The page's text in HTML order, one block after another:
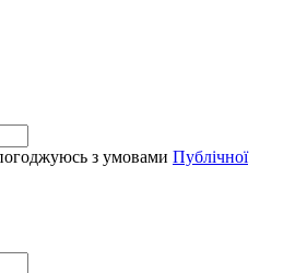
з умовами Публічної